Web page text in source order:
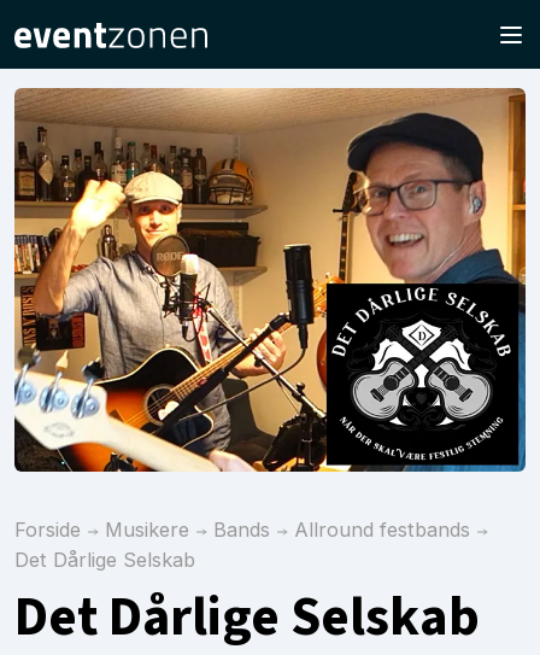
Forside Musikere Bands
Allround festbands
Det Dårlige Selskab
Det Dårlige Selskab